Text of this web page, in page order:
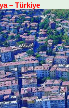
– Türkiye